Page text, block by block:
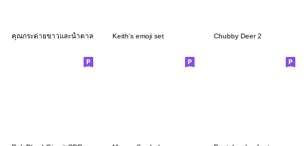
คุณกระต่ายขาวและน้ำตาล Keith's emoji set Chubby Deer 2